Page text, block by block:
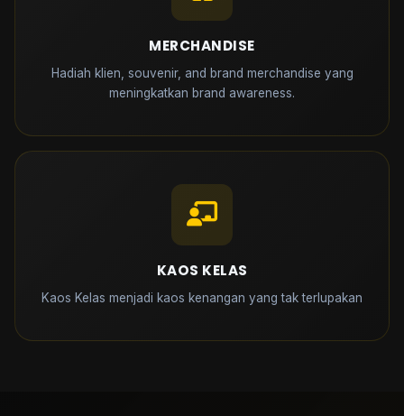
MERCHANDISE
Hadiah klien, souvenir, and brand merchandise yang
meningkatkan brand awareness.
KAOS KELAS
Kaos Kelas menjadi kaos kenangan yang tak terlupakan